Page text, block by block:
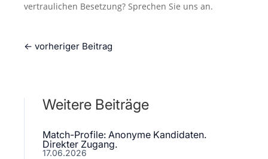
vertraulichen Besetzung? Sprechen Sie uns an.
← vorheriger Beitrag
Weitere Beiträge
Match-Profile: Anonyme Kandidaten.
Direkter Zugang.
17.06.2026